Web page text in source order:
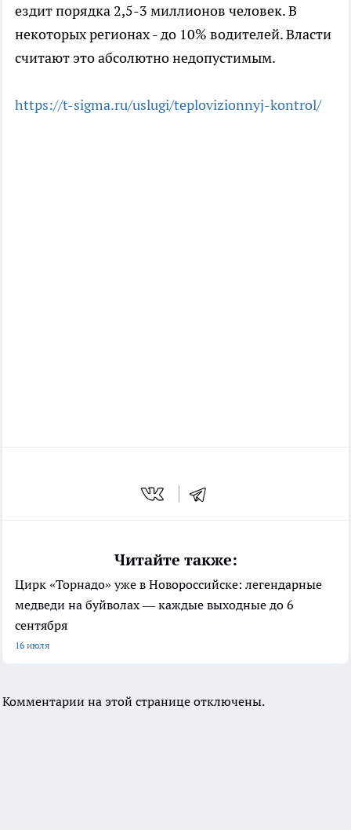
ездит порядка 2,5-3 миллионов человек. В
некоторых регионах - до 10% водителей. Власти
считают это абсолютно недопустимым.
https://t-sigma.ru/uslugi/teplovizionnyj-kontrol/
Читайте также:
Цирк «Торнадо» уже в Новороссийске: легендарные
медведи на буйволах — каждые выходные до 6
сентября
16 июля
Комментарии на этой странице отключены.